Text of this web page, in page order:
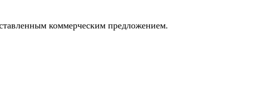
коммерческим предложением.